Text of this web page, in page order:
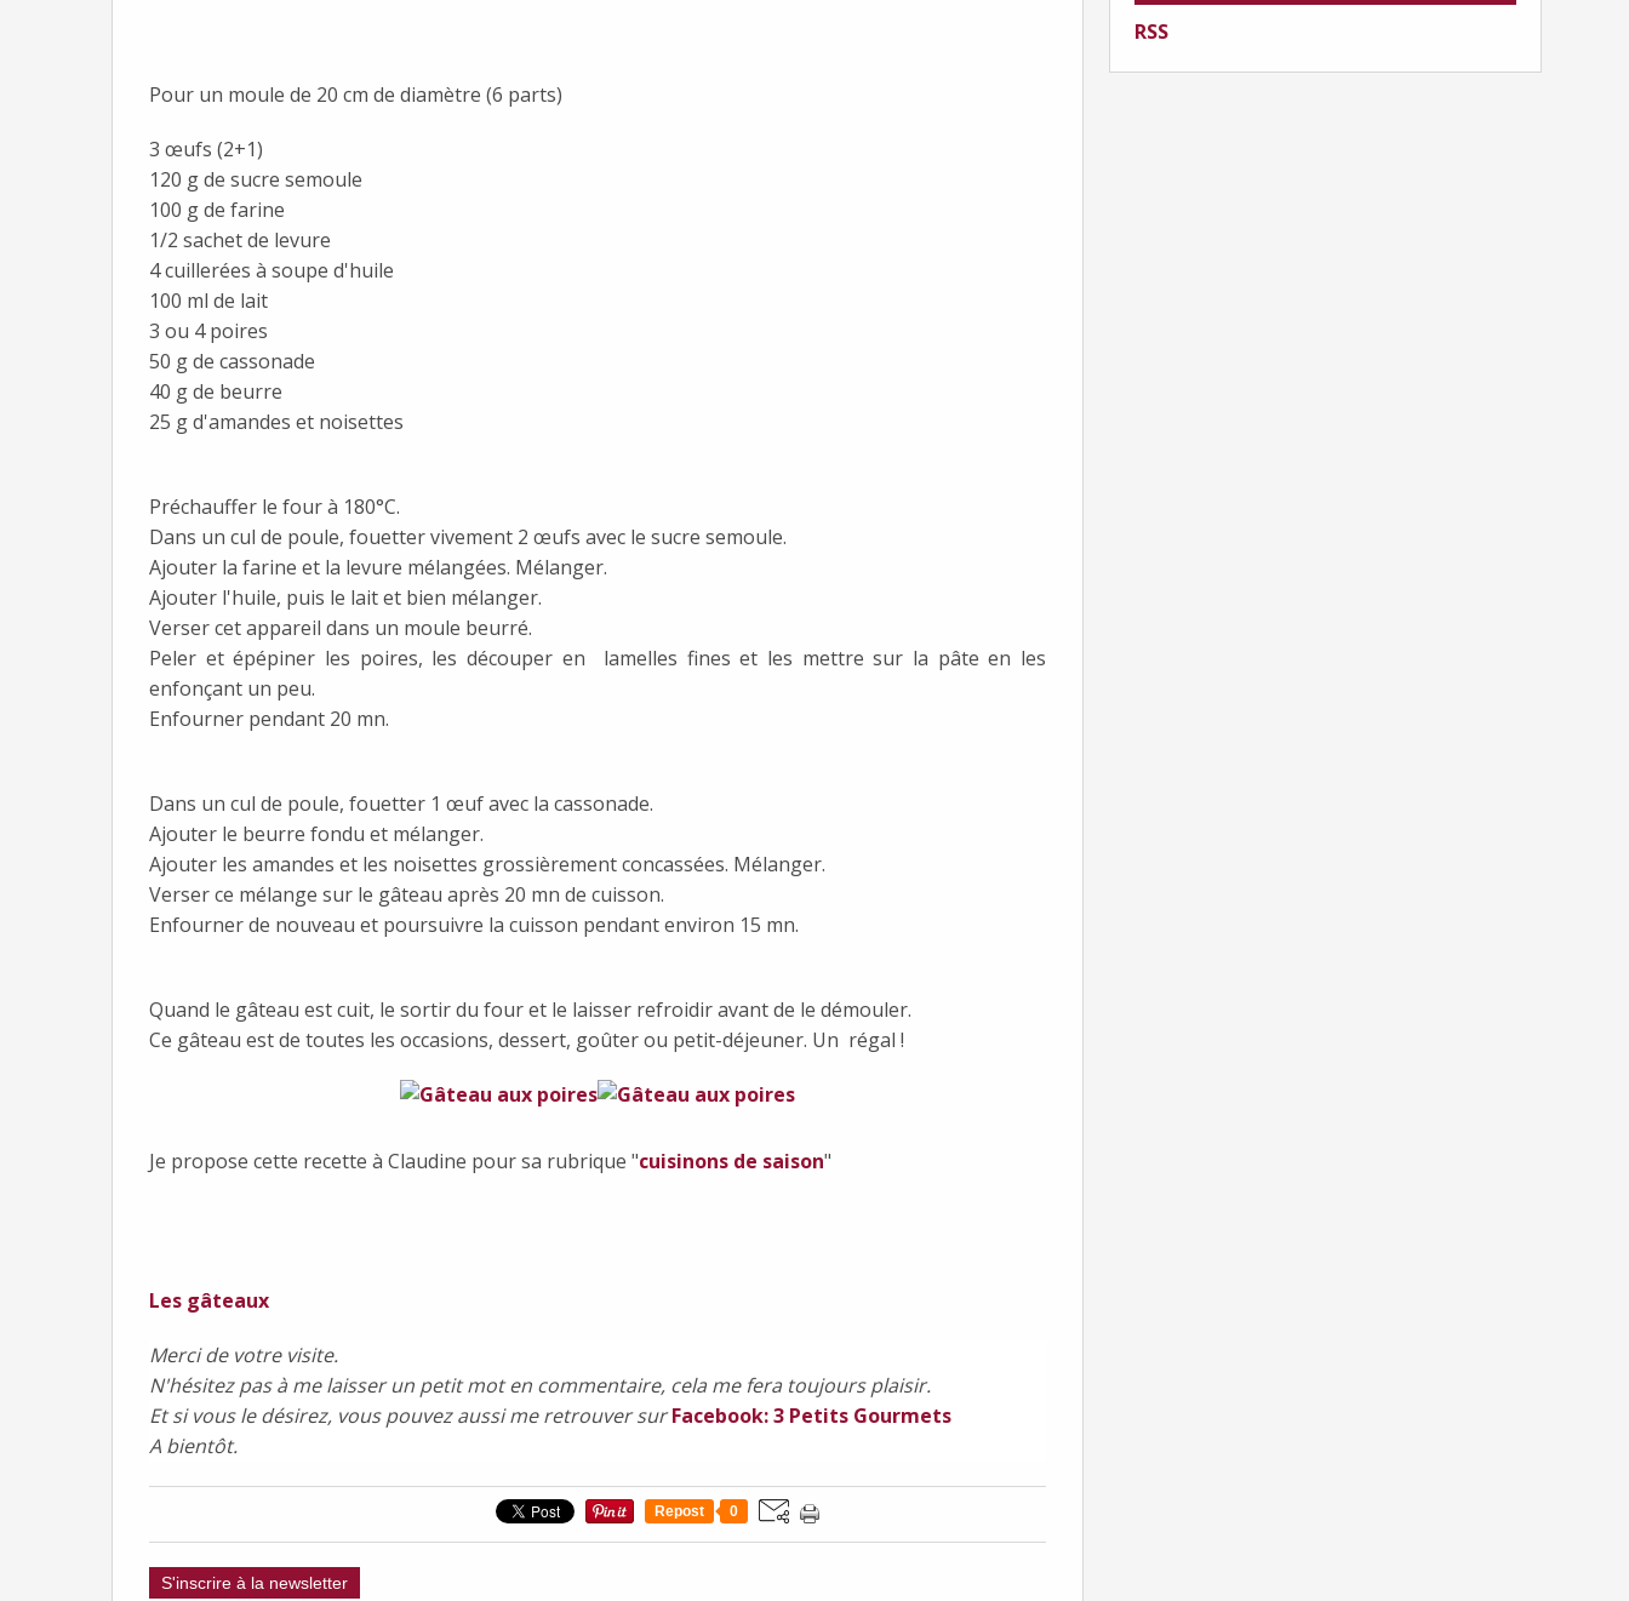
RSS
Pour un moule de 20 cm de diamètre (6 parts)
3 œufs (2+1)
120 g de sucre semoule
100 g de farine
1/2 sachet de levure
4 cuillerées à soupe d'huile
100 ml de lait
3 ou 4 poires
50 g de cassonade
40 g de beurre
25 g d'amandes et noisettes
Préchauffer le four à 180°C.
Dans un cul de poule, fouetter vivement 2 œufs avec le sucre semoule.
Ajouter la farine et la levure mélangées. Mélanger.
Ajouter l'huile, puis le lait et bien mélanger.
Verser cet appareil dans un moule beurré.
Peler et épépiner les poires, les découper en lamelles fines et les mettre sur la pâte en les
enfonçant un peu.
Enfourner pendant 20 mn.
Dans un cul de poule, fouetter 1 œuf avec la cassonade.
Ajouter le beurre fondu et mélanger.
Ajouter les amandes et les noisettes grossièrement concassées. Mélanger.
Verser ce mélange sur le gâteau après 20 mn de cuisson.
Enfourner de nouveau et poursuivre la cuisson pendant environ 15 mn.
Quand le gâteau est cuit, le sortir du four et le laisser refroidir avant de le démouler.
Ce gâteau est de toutes les occasions, dessert, goûter ou petit-déjeuner. Un régal !
Je propose cette recette à Claudine pour sa rubrique "cuisinons de saison"
Les gâteaux
Merci de votre visite.
N'hésitez pas à me laisser un petit mot en commentaire, cela me fera toujours plaisir.
Et si vous le désirez, vous pouvez aussi me retrouver sur Facebook: 3 Petits Gourmets
A bientôt.
Repost 0
S'inscrire à la newsletter